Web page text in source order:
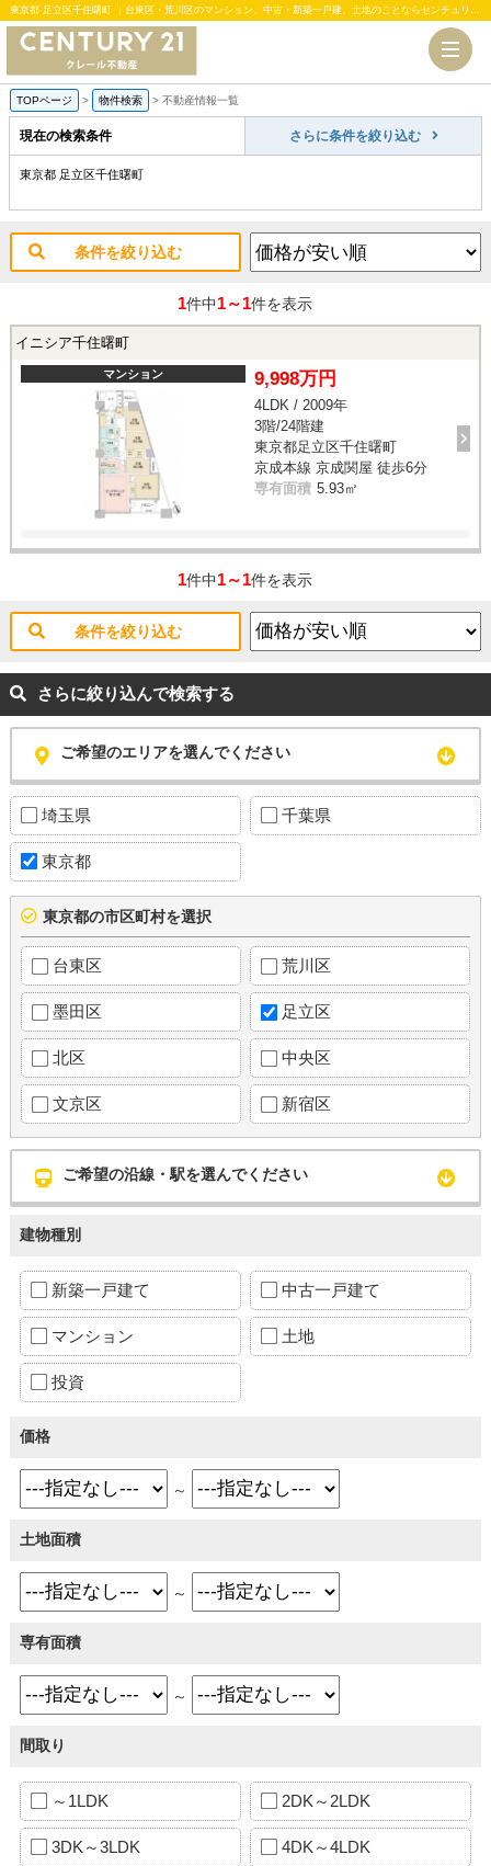
東京都 足立区千住曙町 ｜台東区・荒川区のマンション、中古・新築一戸建、土地のことならセンチュリー21クレール不動産
TOPページ > 物件検索 > 不動産情報一覧
現在の検索条件 さらに条件を絞り込む
東京都 足立区千住曙町
条件を絞り込む
1件中1～1件を表示
イニシア千住曙町
マンション 9,998万円
4LDK / 2009年
3階/24階建
東京都足立区千住曙町
京成本線 京成関屋 徒歩6分
専有面積 5.93㎡
1件中1～1件を表示
条件を絞り込む
さらに絞り込んで検索する
ご希望のエリアを選んでください
埼玉県 千葉県
東京都
東京都の市区町村を選択
台東区 荒川区
墨田区 足立区
北区 中央区
文京区 新宿区
ご希望の沿線・駅を選んでください
建物種別
新築一戸建て 中古一戸建て
マンション 土地
投資
価格
～
土地面積
～
専有面積
～
間取り
～1LDK 2DK～2LDK
3DK～3LDK 4DK～4LDK